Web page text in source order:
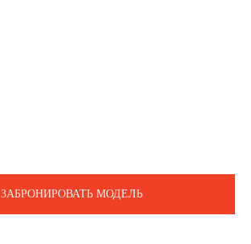
ЗАБРОНИРОВАТЬ МОДЕЛЬ